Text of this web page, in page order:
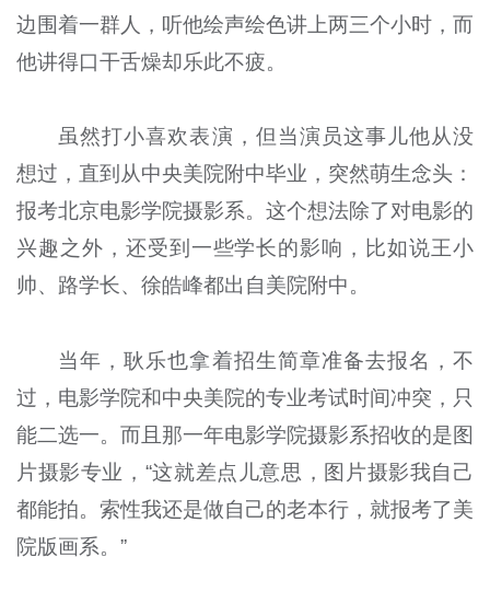
边围着一群人，听他绘声绘色讲上两三个小时，而
他讲得口干舌燥却乐此不疲。
虽然打小喜欢表演，但当演员这事儿他从没
想过，直到从中央美院附中毕业，突然萌生念头：
报考北京电影学院摄影系。这个想法除了对电影的
兴趣之外，还受到一些学长的影响，比如说王小
帅、路学长、徐皓峰都出自美院附中。
当年，耿乐也拿着招生简章准备去报名，不
过，电影学院和中央美院的专业考试时间冲突，只
能二选一。而且那一年电影学院摄影系招收的是图
片摄影专业，“这就差点儿意思，图片摄影我自己
都能拍。索性我还是做自己的老本行，就报考了美
院版画系。”